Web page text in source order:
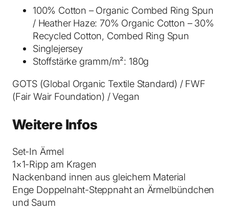
B
a
M
n
g
e
100% Cotton – Organic Combed Ring Spun
/ Heather Haze: 70% Organic Cotton – 30%
Recycled Cotton, Combed Ring Spun
Singlejersey
Stoffstärke gramm/m²: 180g
GOTS (Global Organic Textile Standard) / FWF
(Fair Wair Foundation) / Vegan
Weitere Infos
Set-In Ärmel
1×1-Ripp am Kragen
Nackenband innen aus gleichem Material
Enge Doppelnaht-Steppnaht an Ärmelbündchen
und Saum